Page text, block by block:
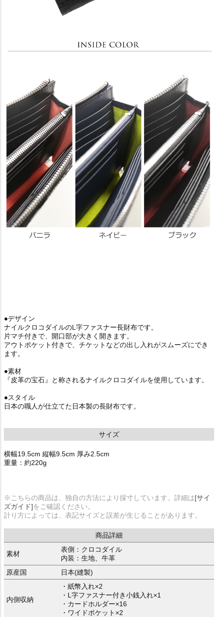
●デザイン
ナイルクロコダイルのL字ファスナー長財布です。
片マチ付きで、開口部が大きく開きます。
アウトポケット付きで、チケットなどの出し入れがスムーズにでき
ます。
●素材
『皮革の宝石』と称されるナイルクロコダイルを使用しています。
●スタイル
日本の職人が仕立てた日本製の長財布です。
サイズ
横幅19.5cm 縦幅9.5cm 厚み2.5cm
重量：約220g
※こちらの商品は、独自の方法により採寸しています。詳細は[サイ
ズガイド]をご確認ください。
計り方によっては、表記サイズと誤差が生じることがあります。
商品詳細
素材
表側：クロコダイル
内装：生地、牛革
原産国
日本(縫製)
内側収納
・紙幣入れ×2
・L字ファスナー付き小銭入れ×1
・カードホルダー×16
・ワイドポケット×2